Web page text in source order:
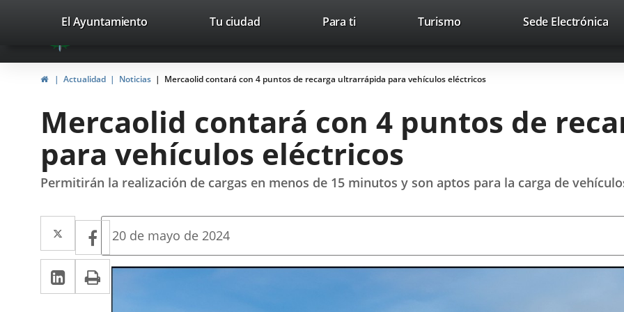
Portal
Web
del
Valladolid
avaTop Trabaja con nosotros Contacto
valladolid.es
El Ayuntamiento Tu ciudad Para ti TurismoThis
open
in
pop-
up
Sede ElectrónicaLink
HomeActualidad Noticias Mercaolid contará con 4 puntos de recarga ultrarrápida para vehículos eléctricos
Mercaolid contará con 4 puntos de
para vehículos eléctricos
Permitirán la realización de cargas en menos de 15 minutos y son aptos para la carga de
Twitter
Enlace
a
una
aplicación
Facebook
Enlace
a
una
Linkedin
Enlace
a
Print
Fecha
la
noticia
20 de mayo de 2024